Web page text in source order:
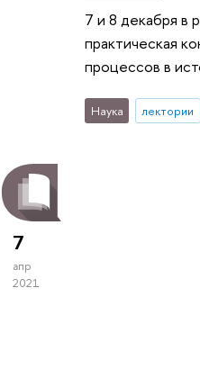
7 и 8 декабря в
практическая
процессов в
Наука лектории
7
апр
2021